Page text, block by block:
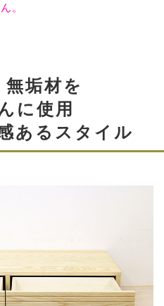
。
無垢材を
に使用
あるスタイル